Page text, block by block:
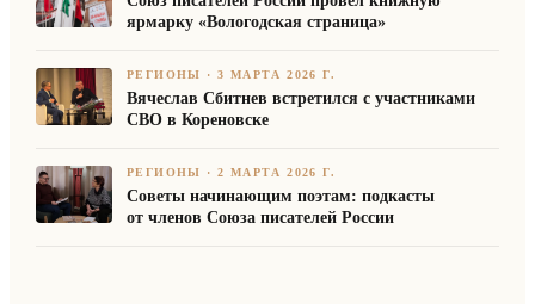
ярмарку «Вологодская страница»
РЕГИОНЫ ·3 МАРТА 2026 Г.
Вячеслав Сбитнев встретился с участниками
СВО в Кореновске
РЕГИОНЫ ·2 МАРТА 2026 Г.
Советы начинающим поэтам: подкасты
от членов Союза писателей России